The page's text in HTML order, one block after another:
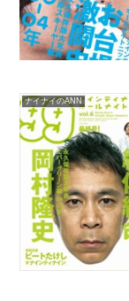
ナイナイのANN